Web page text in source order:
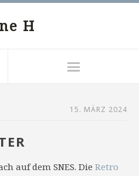
H
15. MÄRZ 2024
auf dem SNES. Die Retro